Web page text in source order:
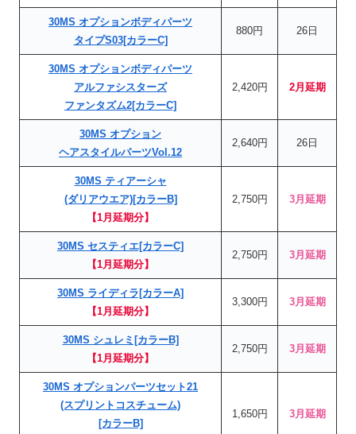
30MS オプションボディパーツ
タイプS03[カラーC]
880円 26日
30MS オプションボディパーツ
アルファシスターズ
ファンタズム2[カラーC]
2,420円 2月延期
30MS オプション
ヘアスタイルパーツVol.12
2,640円 26日
30MS ティアーシャ
(ダリアウエア)[カラーB]
【1月延期分】
2,750円 3月延期
30MS セスティエ[カラーC]
【1月延期分】
2,750円 3月延期
30MS ライディラ[カラーA]
【1月延期分】
3,300円 3月延期
30MS シュレミ[カラーB]
【1月延期分】
2,750円 3月延期
30MS オプションパーツセット21
(スプリントコスチューム)
[カラーB]
1,650円 3月延期